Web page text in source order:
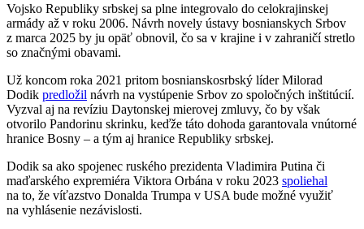
Vojsko Republiky srbskej sa plne integrovalo do celokrajinskej
armády až v roku 2006. Návrh novely ústavy bosnianskych Srbov
z marca 2025 by ju opäť obnovil, čo sa v krajine i v zahraničí stretlo
so značnými obavami.
Už koncom roka 2021 pritom bosnianskosrbský líder Milorad
Dodik predložil návrh na vystúpenie Srbov zo spoločných inštitúcií.
Vyzval aj na revíziu Daytonskej mierovej zmluvy, čo by však
otvorilo Pandorinu skrinku, keďže táto dohoda garantovala vnútorné
hranice Bosny – a tým aj hranice Republiky srbskej.
Dodik sa ako spojenec ruského prezidenta Vladimira Putina či
maďarského expremiéra Viktora Orbána v roku 2023 spoliehal
na to, že víťazstvo Donalda Trumpa v USA bude možné využiť
na vyhlásenie nezávislosti.